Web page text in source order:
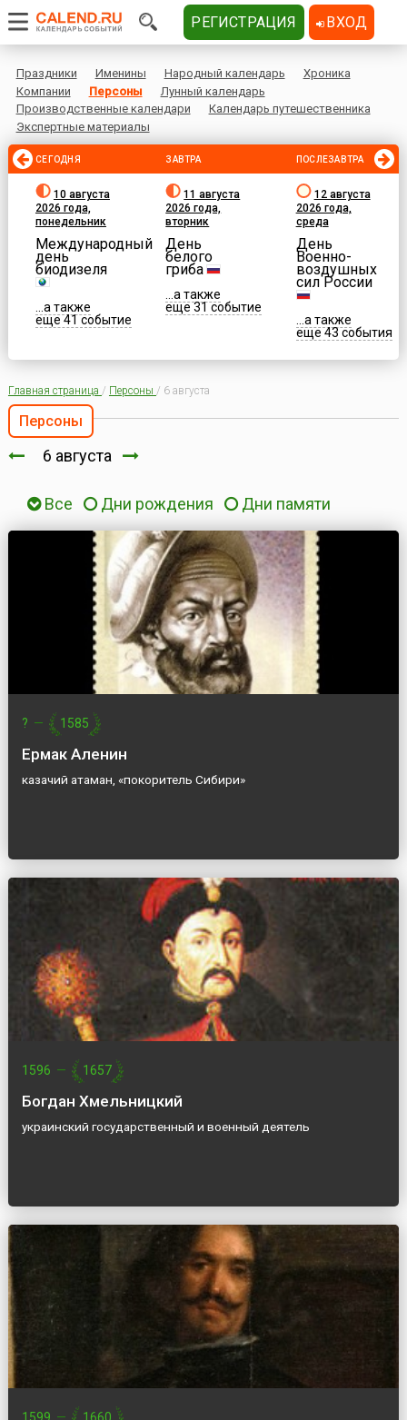
Праздники Именины Народный календарь
Хроника
Компании
Персоны
Лунный календарь
Производственные календари
Календарь путешественника
Экспертные материалы
СЕГОДНЯ
10 августа
2026 года,
понедельник
Международный
день
биодизеля
...а также
еще 41 событие
ЗАВТРА
11 августа
2026 года,
вторник
День
белого
гриба
...а также
еще 31 событие
ПОСЛЕЗАВТРА
12 августа
2026 года,
среда
День
Военно-
воздушных
сил России
...а также
еще 43 события
Главная страница / Персоны / 6 августа
Персоны
6 августа
Все Дни рождения Дни памяти
? — 1585
Ермак Аленин
казачий атаман, «покоритель Сибири»
1596 — 1657
Богдан Хмельницкий
украинский государственный и военный деятель
РЕГИСТРАЦИЯ ВХОД